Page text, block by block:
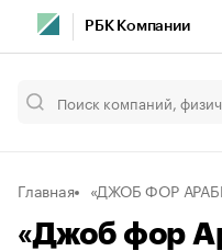
РБК Компании
Главная «ДЖОБ ФОР
«Джоб фор